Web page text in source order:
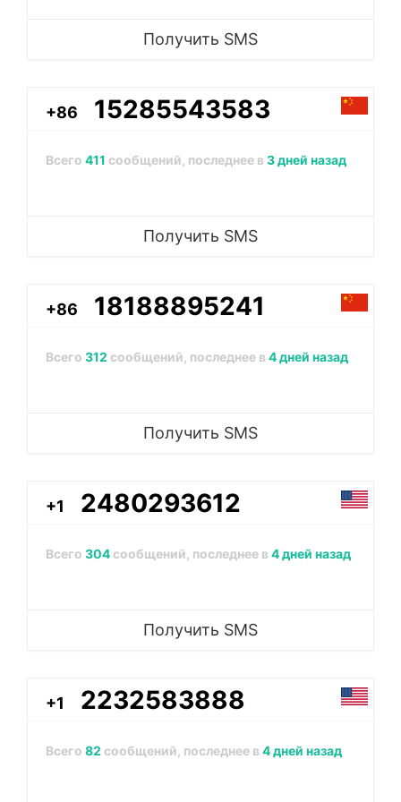
Получить SMS
+86 15285543583
Всего 411 сообщений, последнее в3 дней назад
Получить SMS
+86 18188895241
Всего 312 сообщений, последнее в4 дней назад
Получить SMS
+1 2480293612
Всего 304 сообщений, последнее в4 дней назад
Получить SMS
+1 2232583888
Всего 82 сообщений, последнее в4 дней назад